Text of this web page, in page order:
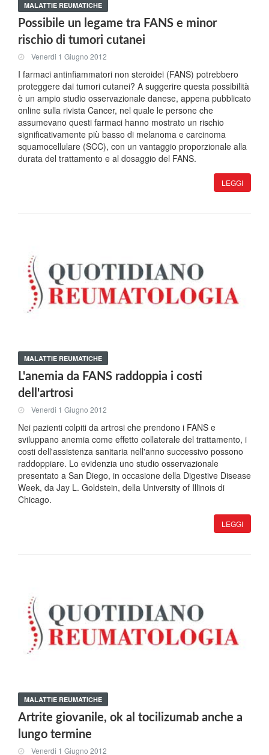
MALATTIE REUMATICHE
Possibile un legame tra FANS e minor
rischio di tumori cutanei
Venerdi 1 Giugno 2012
I farmaci antinfiammatori non steroidei (FANS) potrebbero
proteggere dai tumori cutanei? A suggerire questa possibilità
è un ampio studio osservazionale danese, appena pubblicato
online sulla rivista Cancer, nel quale le persone che
assumevano questi farmaci hanno mostrato un rischio
significativamente più basso di melanoma e carcinoma
squamocellulare (SCC), con un vantaggio proporzionale alla
durata del trattamento e al dosaggio del FANS.
LEGGI
MALATTIE REUMATICHE
L'anemia da FANS raddoppia i costi
dell'artrosi
Venerdi 1 Giugno 2012
Nei pazienti colpiti da artrosi che prendono i FANS e
sviluppano anemia come effetto collaterale del trattamento, i
costi dell'assistenza sanitaria nell'anno successivo possono
raddoppiare. Lo evidenzia uno studio osservazionale
presentato a San Diego, in occasione della Digestive Disease
Week, da Jay L. Goldstein, della University of Illinois di
Chicago.
LEGGI
MALATTIE REUMATICHE
Artrite giovanile, ok al tocilizumab anche a
lungo termine
Venerdi 1 Giugno 2012